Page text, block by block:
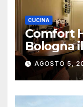
CUCINA
Comfort
Bologna
AGOSTO 5,